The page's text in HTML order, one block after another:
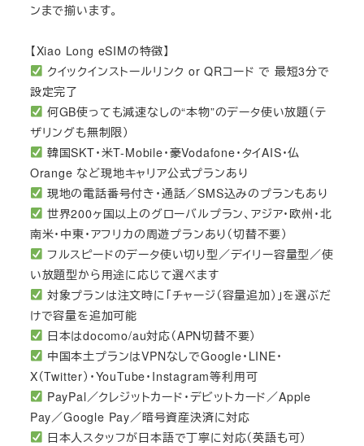
ンまで揃います。
【Xiao Long eSIMの特徴】
クイックインストールリンク or QRコード で 最短3分で
設定完了
何GB使っても減速なしの“本物”のデータ使い放題（テ
ザリングも無制限）
韓国SKT・米T-Mobile・豪Vodafone・タイAIS・仏
Orange など現地キャリア公式プランあり
現地の電話番号付き・通話／SMS込みのプランもあり
世界200ヶ国以上のグローバルプラン、アジア・欧州・北
南米・中東・アフリカの周遊プランあり（切替不要）
フルスピードのデータ使い切り型／デイリー容量型／使
い放題型から用途に応じて選べます
対象プランは注文時に「チャージ（容量追加）」を選ぶだ
けで容量を追加可能
日本はdocomo/au対応（APN切替不要）
中国本土プランはVPNなしでGoogle・LINE・
X（Twitter）・YouTube・Instagram等利用可
PayPal／クレジットカード・デビットカード／Apple
Pay／Google Pay／暗号資産決済に対応
日本人スタッフが日本語で丁寧に対応（英語も可）